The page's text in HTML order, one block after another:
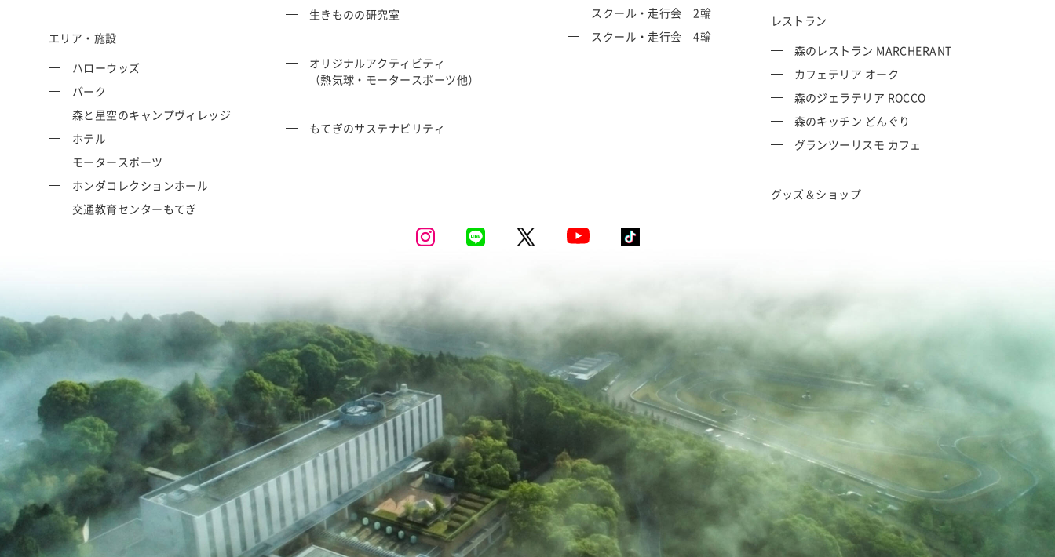
エリア・施設
ハローウッズ
パーク
森と星空のキャンプヴィレッジ
ホテル
モータースポーツ
ホンダコレクションホール
交通教育センターもてぎ
生きものの研究室
オリジナルアクティビティ
（熱気球・モータースポーツ他）
もてぎのサステナビリティ
スクール・走行会 2輪
スクール・走行会 4輪
レストラン
森のレストラン MARCHERANT
カフェテリア オーク
森のジェラテリア ROCCO
森のキッチン どんぐり
グランツーリスモ カフェ
グッズ＆ショップ